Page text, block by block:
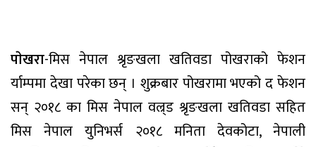
पाेखरा-मिस नेपाल श्रृङखला खतिवडा पोखराको फेशन
र्याम्पमा देखा परेका छन् । शुक्रबार पोखरामा भएको द फेशन
सन् २०१८ का मिस नेपाल वल्र्ड श्रृङखला खतिवडा सहित
मिस नेपाल युनिभर्स २०१८ मनिता देवकोटा, नेपाली